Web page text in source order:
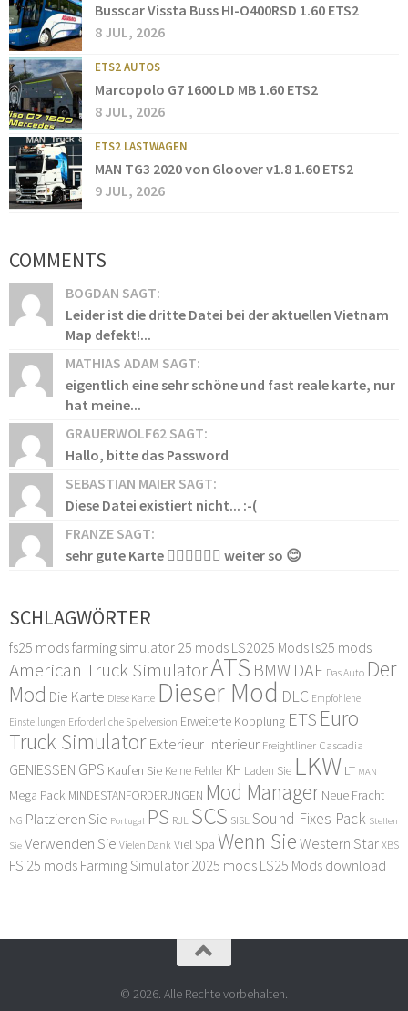
Busscar Vissta Buss HI-O400RSD 1.60 ETS2
8 JUL, 2026
ETS2 AUTOS
Marcopolo G7 1600 LD MB 1.60 ETS2
8 JUL, 2026
ETS2 LASTWAGEN
MAN TG3 2020 von Gloover v1.8 1.60 ETS2
9 JUL, 2026
COMMENTS
BOGDAN SAGT:
Leider ist die dritte Datei bei der aktuellen Vietnam
Map defekt!...
MATHIAS ADAM SAGT:
eigentlich eine sehr schöne und fast reale karte, nur
hat meine...
GRAUERWOLF62 SAGT:
Hallo, bitte das Password
SEBASTIAN MAIER SAGT:
Diese Datei existiert nicht... :-(
FRANZE SAGT:
sehr gute Karte 👍🏻👍🏻👍🏻 weiter so 😊
SCHLAGWÖRTER
fs25 modsfarming simulator 25 mods LS2025 Mods ls25 mods
American Truck SimulatorATS BMW DAF Das Auto Der
Mod Die Karte Diese Karte Dieser Mod DLC Empfohlene
Einstellungen Erforderliche Spielversion Erweiterte Kopplung ETS Euro
Truck Simulator Exterieur Interieur Freightliner Cascadia
GENIESSEN GPS Kaufen Sie Keine Fehler KH Laden Sie LKW LT MAN
Mega Pack MINDESTANFORDERUNGEN Mod Manager Neue Fracht
NG Platzieren Sie Portugal PS RJL SCS SISLSound Fixes Pack Stellen
Sie Verwenden Sie Vielen Dank Viel Spa Wenn Sie Western Star XBS
FS 25 mods Farming Simulator 2025 mods LS25 Mods download
© 2026. Alle Rechte vorbehalten.